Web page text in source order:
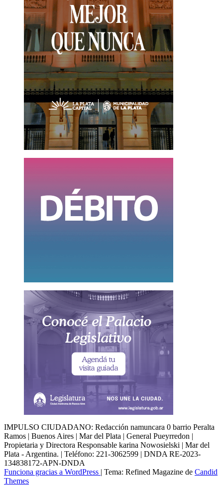
IMPULSO CIUDADANO: Redacción namuncara 0 barrio Peralta
Ramos | Buenos Aires | Mar del Plata | General Pueyrredon |
Propietaria y Directora Responsable karina Nowosielski | Mar del
Plata - Argentina. | Teléfono: 221-3062599 | DNDA RE-2023-
134838172-APN-DNDA
Funciona gracias a WordPress | Tema: Refined Magazine de Candid
Themes